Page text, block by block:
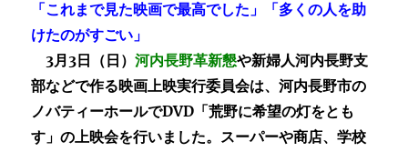
「これまで見た映画で最高でした」「多くの人を助
けたのがすごい」
3月3日（日）河内長野革新懇や新婦人河内長野支
部などで作る映画上映実行委員会は、河内長野市の
ノバティーホールでDVD「荒野に希望の灯をとも
す」の上映会を行いました。スーパーや商店、学校